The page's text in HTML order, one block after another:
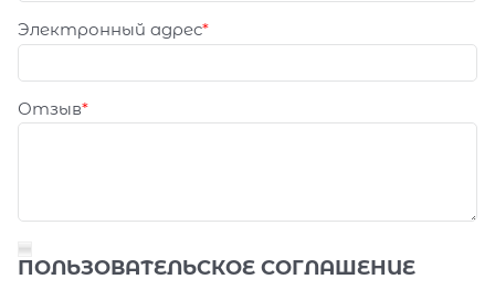
Электронный адрес
Отзыв
ПОЛЬЗОВАТЕЛЬСКОЕ СОГЛАШЕНИЕ